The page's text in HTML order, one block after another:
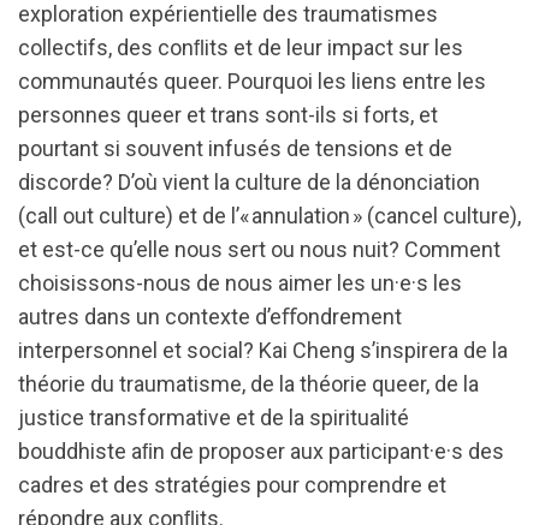
exploration expérientielle des traumatismes
collectifs, des conﬂits et de leur impact sur les
communautés queer. Pourquoi les liens entre les
personnes queer et trans sont-ils si forts, et
pourtant si souvent infusés de tensions et de
discorde? D’où vient la culture de la dénonciation
(call out culture) et de l’« annulation » (cancel culture),
et est-ce qu’elle nous sert ou nous nuit? Comment
choisissons-nous de nous aimer les un·e·s les
autres dans un contexte d’eﬀondrement
interpersonnel et social? Kai Cheng s’inspirera de la
théorie du traumatisme, de la théorie queer, de la
justice transformative et de la spiritualité
bouddhiste aﬁn de proposer aux participant·e·s des
cadres et des stratégies pour comprendre et
répondre aux conﬂits.